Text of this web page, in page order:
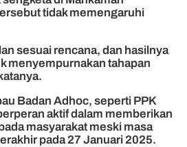
tidak memengaruhi
sesuai rencana, dan hasilnya
menyempurnakan tahapan
Badan Adhoc, seperti PPK
aktif dalam memberikan
masyarakat meski masa
pada 27 Januari 2025.